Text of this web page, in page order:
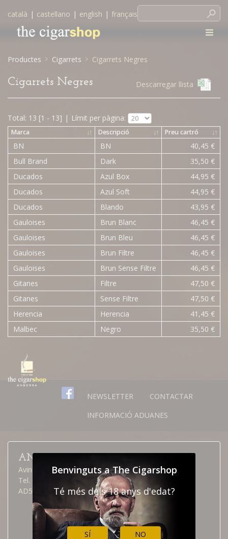
Benvinguts a The Cigarshop
Té més dels 18 anys d'edat?
SÍ NO
català | castellano | english | français
Productes Cigarrets Cigarrets Negres
Cigarrets Negres Descarregar llista
Total: 13 [1 - 13] | Límit per pàgina:
↓↑
Marca ↓↑
Descripció ↓↑
Preu cartró
BN BN
40,45 €
Bull Brand
Dark
35,50 €
Ducados
Azul Box
44,95 €
Ducados
Azul Soft
44,95 €
Ducados
Blando
43,95 €
Gauloises
Brun Blanc
46,45 €
Gauloises
Brun Bleu
46,45 €
Gauloises
Brun Filtre
46,45 €
Gauloises
Brun Sense Filtre
46,45 €
Gitanes
Filtre
47,50 €
Gitanes
Sense Filtre
47,50 €
Herencia
Herencia
41,45 €
Malbec
Negro 35,50 €
NEWSLETTER
CONTACTAR
INFORMACIÓ ADUANES
ANDORRA LA VELLA
Avinguda Meritxell, 40
Tel. (376) 826 515
AD500 Andorra la Vella